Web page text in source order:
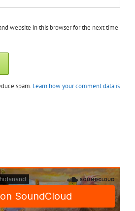
website in this browser for the next time
spam. Learn how your comment data is